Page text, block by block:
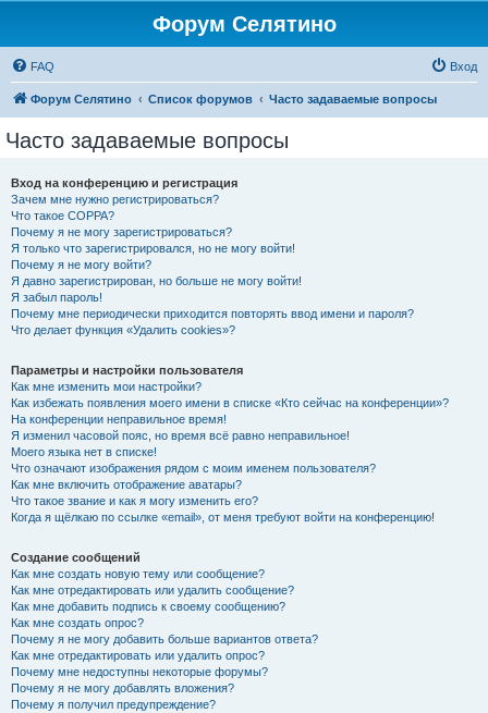
Форум Селятино
FAQ Вход
Форум Селятино Список форумов Часто задаваемые вопросы
Часто задаваемые вопросы
Вход на конференцию и регистрация
Зачем мне нужно регистрироваться?
Что такое COPPA?
Почему я не могу зарегистрироваться?
Я только что зарегистрировался, но не могу войти!
Почему я не могу войти?
Я давно зарегистрирован, но больше не могу войти!
Я забыл пароль!
Почему мне периодически приходится повторять ввод имени и пароля?
Что делает функция «Удалить cookies»?
Параметры и настройки пользователя
Как мне изменить мои настройки?
Как избежать появления моего имени в списке «Кто сейчас на конференции»?
На конференции неправильное время!
Я изменил часовой пояс, но время всё равно неправильное!
Моего языка нет в списке!
Что означают изображения рядом с моим именем пользователя?
Как мне включить отображение аватары?
Что такое звание и как я могу изменить его?
Когда я щёлкаю по ссылке «email», от меня требуют войти на конференцию!
Создание сообщений
Как мне создать новую тему или сообщение?
Как мне отредактировать или удалить сообщение?
Как мне добавить подпись к своему сообщению?
Как мне создать опрос?
Почему я не могу добавить больше вариантов ответа?
Как мне отредактировать или удалить опрос?
Почему мне недоступны некоторые форумы?
Почему я не могу добавлять вложения?
Почему я получил предупреждение?